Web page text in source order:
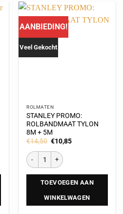
AANBIEDING!
Veel Gekocht
ROLMATEN
STANLEY PROMO:
ROLBANDMAAT TYLON
8M + 5M
€14,50 €10,85
TOEVOEGEN AAN
WINKELWAGEN